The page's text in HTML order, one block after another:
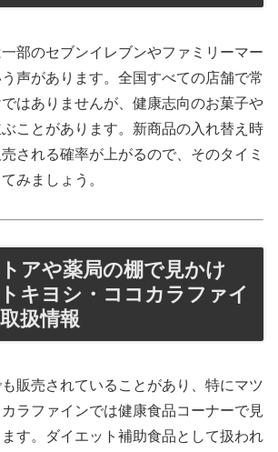
部のセブンイレブンやファミリーマー
う声があります。全国すべての店舗で常
はありませんが、健康志向のお菓子や
ことがあります。新商品の入れ替え時
される確率が上がるので、そのタイミ
みましょう。
アや薬局の棚で見かけ
キヨシ・ココカラファイ
扱情報
販売されていることがあり、特にマツ
ラファインでは健康食品コーナーで見
す。ダイエット補助食品として扱われ